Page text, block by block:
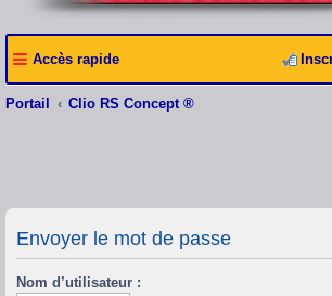
Accès rapide
Portail Clio RS Concept ®
Envoyer le mot de passe
Nom d’utilisateur :